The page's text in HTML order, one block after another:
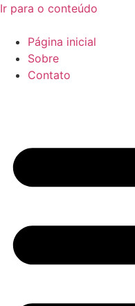
Ir para o conteúdo
Página inicial
Sobre
Contato